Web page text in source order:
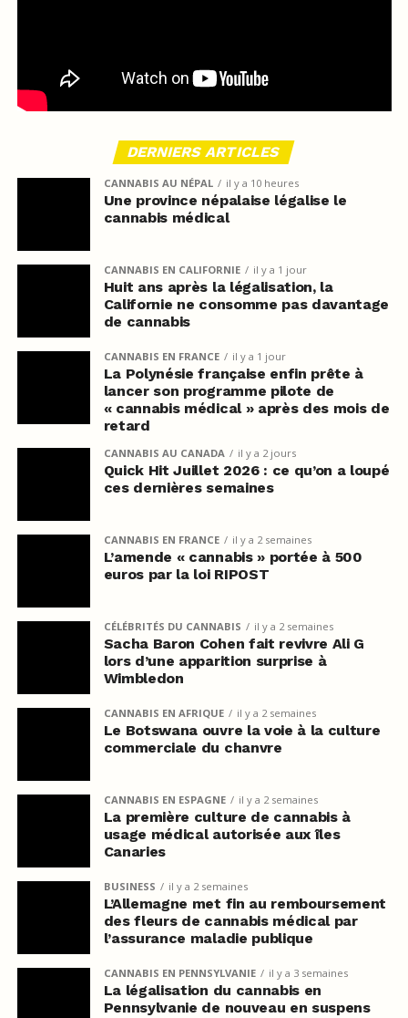
DERNIERS ARTICLES
CANNABIS AU NÉPAL il y a 10 heures
Une province népalaise légalise le
cannabis médical
CANNABIS EN CALIFORNIE il y a 1 jour
Huit ans après la légalisation, la
Californie ne consomme pas davantage
de cannabis
CANNABIS EN FRANCE il y a 1 jour
La Polynésie française enfin prête à
lancer son programme pilote de
« cannabis médical » après des mois de
retard
CANNABIS AU CANADA il y a 2 jours
Quick Hit Juillet 2026 : ce qu’on a loupé
ces dernières semaines
CANNABIS EN FRANCE il y a 2 semaines
L’amende « cannabis » portée à 500
euros par la loi RIPOST
CÉLÉBRITÉS DU CANNABIS il y a 2 semaines
Sacha Baron Cohen fait revivre Ali G
lors d’une apparition surprise à
Wimbledon
CANNABIS EN AFRIQUE il y a 2 semaines
Le Botswana ouvre la voie à la culture
commerciale du chanvre
CANNABIS EN ESPAGNE il y a 2 semaines
La première culture de cannabis à
usage médical autorisée aux îles
Canaries
BUSINESS il y a 2 semaines
L’Allemagne met fin au remboursement
des fleurs de cannabis médical par
l’assurance maladie publique
CANNABIS EN PENNSYLVANIE il y a 3 semaines
La légalisation du cannabis en
Pennsylvanie de nouveau en suspens